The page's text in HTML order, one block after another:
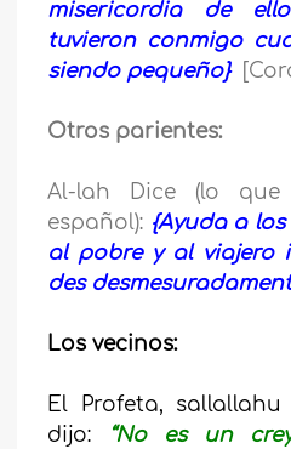
misericordia de
tuvieron conmigo
siendo pequeño}
Otros parientes:
Al-lah Dice (lo
español): {Ayuda a
al pobre y al viajero
des
Los vecinos:
El Profeta, sallallahu
dijo:
“No es un